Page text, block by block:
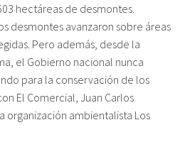
hectáreas de desmontes.
desmontes avanzaron sobre áreas
Pero además, desde la
el Gobierno nacional nunca
para la conservación de los
El Comercial, Juan Carlos
organización ambientalista Los